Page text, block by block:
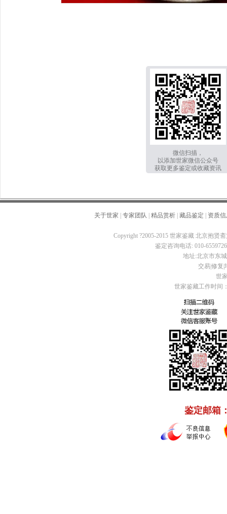
微信扫描，
以添加世家微信公众号
获取更多鉴定或收藏资讯
关于世家 专家团队 精品赏析 藏品鉴定 资质
Copyright ?2005-2015 世家鉴藏 北京抱贤
鉴定咨询电话: 010-
地址:北京市东
交易|修复|
世
世家鉴藏工作时间
鉴定邮箱